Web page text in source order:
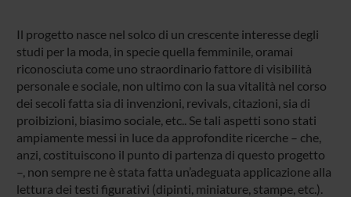
Il progetto nasce nel solco di un crescente interesse degli
studi per la moda, in specie quella femminile, oramai
riconosciuta come uno straordinario fattore di visibilità
personale e sociale, non ultimo con la sua vitalità nel corso
dei secoli fatta sia di invenzioni, revivals, citazioni, sia di
proibizioni, biasimo sociale, etc.. Se tali aspetti sono stati
ampiamente messi in luce da approfondite ricerche – che,
anzi, costituiscono il punto di partenza di questo progetto
–, non sempre ne è stata fatta un’adeguata applicazione alla
lettura dei testi figurativi (dipinti, miniature, stampe, etc.).